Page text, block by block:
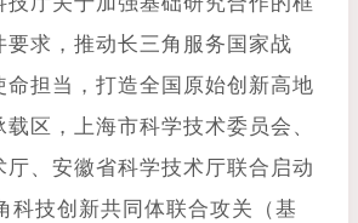
要求，推动长三角服务国家战
命担当，打造全国原始创新高地
区，上海市科学技术委员会、
厅、安徽省科学技术厅联合启动
科技创新共同体联合攻关（基